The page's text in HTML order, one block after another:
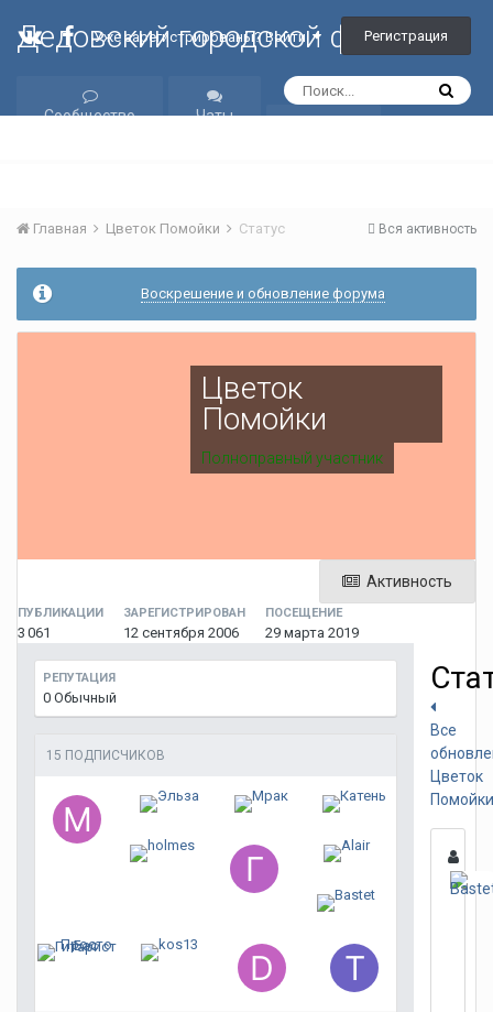
Дедовский городской форум
Уже зарегистрированы? Войти Регистрация
Сообщество
Чаты
Вся активность
Главная Цветок Помойки Статус
Воскрешение и обновление форума
Цветок
Помойки
Полноправный участник
Активность
ПУБЛИКАЦИИ
3 061
ЗАРЕГИСТРИРОВАН
12 сентября 2006
ПОСЕЩЕНИЕ
29 марта 2019
РЕПУТАЦИЯ
0 Обычный
15 ПОДПИСЧИКОВ
Все
Цветок
Помойки